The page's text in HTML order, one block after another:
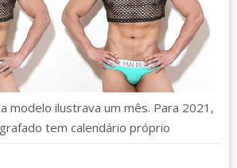
modelo ilustrava um mês. Para 2021,
tem calendário próprio